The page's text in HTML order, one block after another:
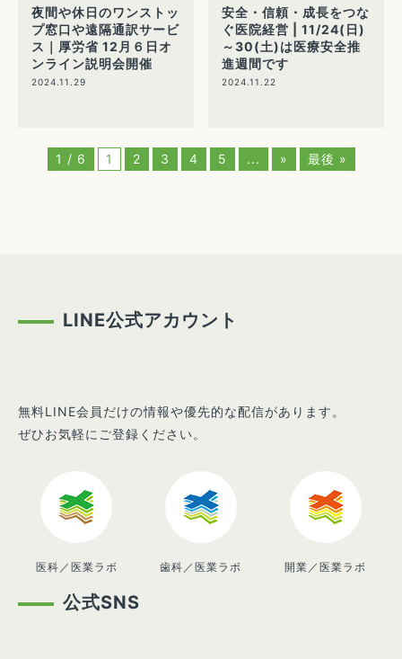
夜間や休日のワンストッ
プ窓口や遠隔通訳サービ
ス｜厚労省 12月６日オ
ンライン説明会開催
2024.11.29
安全・信頼・成長をつな
ぐ医院経営 | 11/24(日)
～30(土)は医療安全推
進週間です
2024.11.22
1 / 6 1 2 3 4 5 ... » 最後 »
LINE公式アカウント
無料LINE会員だけの情報や優先的な配信があります。
ぜひお気軽にご登録ください。
医科／医業ラボ 歯科／医業ラボ 開業／医業ラボ
公式SNS